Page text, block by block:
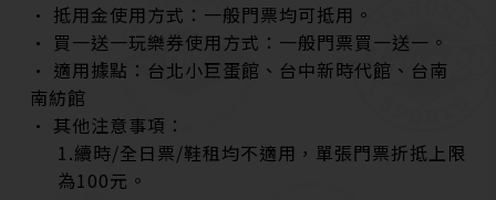
• 抵用金使用方式：一般門票均可抵用。
• 買一送一玩樂券使用方式：一般門票買一送一。
• 適用據點：台北小巨蛋館、台中新時代館、台南
南紡館
• 其他注意事項：
1.續時/全日票/鞋租均不適用，單張門票折抵上限
為100元。